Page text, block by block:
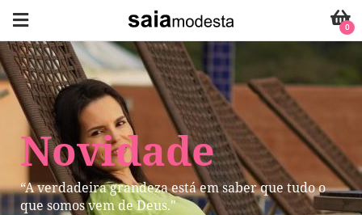
Novidade
“A verdadeira grandeza está em saber que tudo o
que somos vem de Deus."
0